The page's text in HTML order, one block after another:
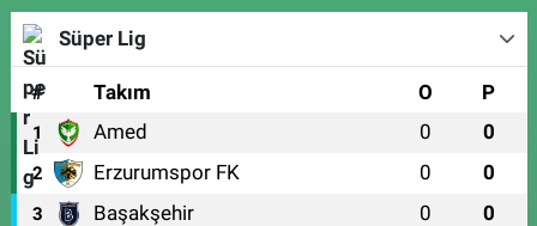
Süper Lig
# Takım O P
1 Amed 0 0
2 Erzurumspor FK 0 0
3 Başakşehir 0 0